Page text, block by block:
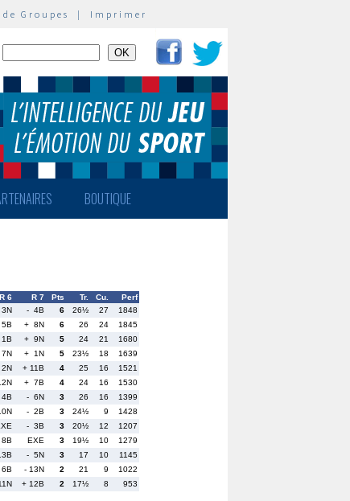
Groupes | Imprimer
BOUTIQUE
R 6 R 7 Pts Tr. Cu.
Perf
- 4B 6 26½ 27
1848
+ 8N 6 26 24
1845
+ 9N 5 24 21
1680
+ 1N 5 23½ 18
1639
+ 11B 4 25 16
1521
+ 7B 4 24 16
1530
- 6N 3 26 16
1399
- 2B 3 24½ 9
1428
- 3B 3 20½ 12
1207
EXE 3 19½ 10
1279
- 5N 3 17 10
1145
- 13N 2 21 9
1022
+ 12B 2 17½ 8 953